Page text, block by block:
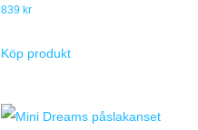
839 kr
Köp produkt